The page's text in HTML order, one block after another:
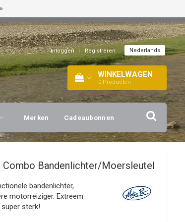
Inloggen | Registreren Nederlands
WINKELWAGEN
0 Producten
Merken Cadeaubonnen
Combo Bandenlichter/Moersleutel
bandenlichter,
motorreiziger. Extreem
sterk!